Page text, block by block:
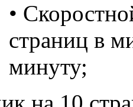
•
страниц в
минуту;